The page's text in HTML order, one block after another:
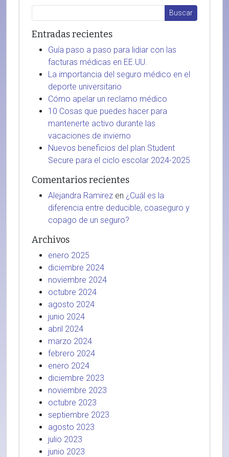
Entradas recientes
Guía paso a paso para lidiar con las
facturas médicas en EE.UU.
La importancia del seguro médico en el
deporte universitario
Cómo apelar un reclamo médico
10 Cosas que puedes hacer para
mantenerte activo durante las
vacaciones de invierno
Nuevos beneficios del plan Student
Secure para el ciclo escolar 2024-2025
Comentarios recientes
Alejandra Ramirez en ¿Cuál es la
diferencia entre deducible, coaseguro y
copago de un seguro?
Archivos
enero 2025
diciembre 2024
noviembre 2024
octubre 2024
agosto 2024
junio 2024
abril 2024
marzo 2024
febrero 2024
enero 2024
diciembre 2023
noviembre 2023
octubre 2023
septiembre 2023
agosto 2023
julio 2023
junio 2023